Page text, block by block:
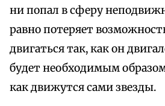
ни попал в сферу
равно потеряет
двигаться так, как он
будет необходимым
как движутся сами звезды.